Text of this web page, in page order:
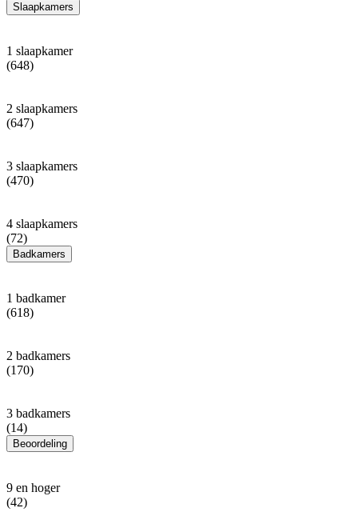
Slaapkamers
1 slaapkamer
(648)
2 slaapkamers
(647)
3 slaapkamers
(470)
4 slaapkamers
(72)
Badkamers
1 badkamer
(618)
2 badkamers
(170)
3 badkamers
(14)
Beoordeling
9 en hoger
(42)